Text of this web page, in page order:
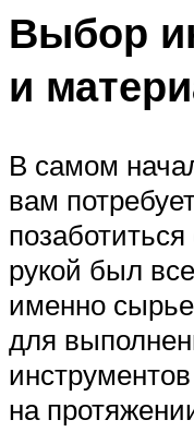
Выбор
и
В самом
вам
рукой был
именно
для
на